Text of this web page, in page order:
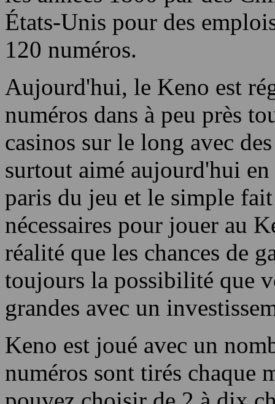
pigeons des grandes
petites. La loterie «Keno»
États-Unis pour des
120 numéros.
Aujourd'hui, le Keno est
numéros dans à peu près
casinos sur le long avec
surtout aimé aujourd'hui en
paris du jeu et le simple
nécessaires pour jouer au
réalité que les chances de
toujours la possibilité que
grandes avec un